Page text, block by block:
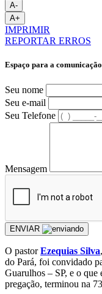
A-
A+
IMPRIMIR
REPORTAR ERROS
Espaço para a
Seu nome
Seu e-mail
Seu Telefone
Mensagem
ENVIAR
O pastorEzequias Silva
do Pará, foi convidado
Guarulhos – SP, e o que
pregação, terminou na